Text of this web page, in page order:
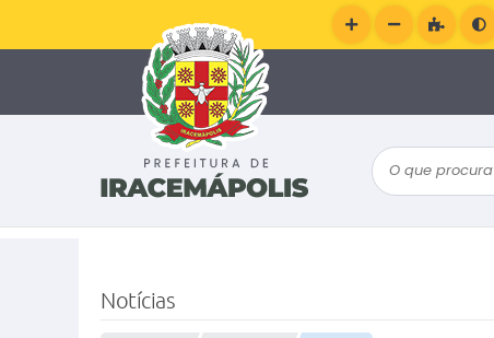
O que procura?
Notícias